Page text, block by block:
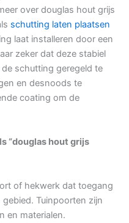
over douglas hout grijs
schutting laten plaatsen
laat installeren door een
zeker dat deze stabiel
schutting geregeld te
en desnoods te
coating om de
“douglas hout grijs
of hekwerk dat toegang
Tuinpoorten zijn
en materialen.